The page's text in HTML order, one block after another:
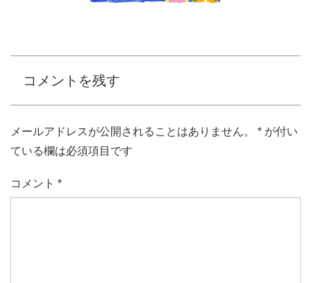
コメントを残す
メールアドレスが公開されることはありません。 * が付い
ている欄は必須項目です
コメント *